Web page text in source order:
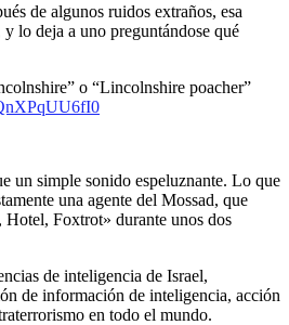
de algunos ruidos extraños, esa
lo deja a uno preguntándose qué
o “Lincolnshire poacher”
un simple sonido espeluznante. Lo que
una agente del Mossad, que
Hotel, Foxtrot» durante unos dos
de inteligencia de Israel,
de información de inteligencia, acción
en todo el mundo.